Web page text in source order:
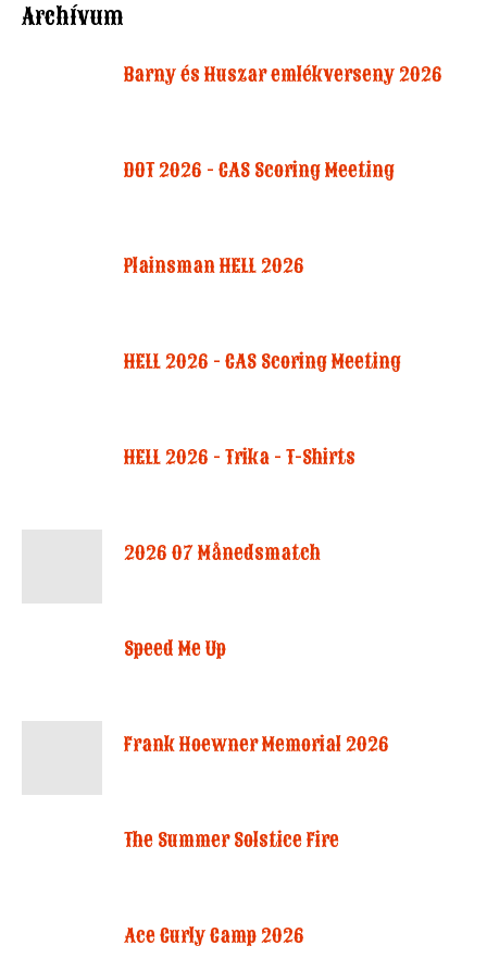
Archívum
Barny és Huszar emlékverseny 2026
DOT 2026 - CAS Scoring Meeting
Plainsman HELL 2026
HELL 2026 - CAS Scoring Meeting
HELL 2026 - Trika - T-Shirts
2026 07 Månedsmatch
Speed Me Up
Frank Hoewner Memorial 2026
The Summer Solstice Fire
Ace Curly Camp 2026